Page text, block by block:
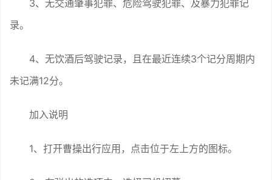
3、无交通肇事犯罪、危险驾驶犯罪、及暴力犯罪记
录。
4、无饮酒后驾驶记录，且在最近连续3个记分周期内
未记满12分。
加入说明
1、打开曹操出行应用，点击位于左上方的图标。